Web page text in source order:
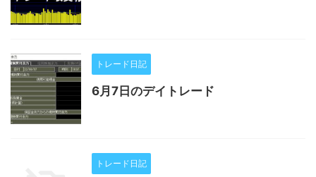
トレード日記
6月7日のデイトレード
トレード日記